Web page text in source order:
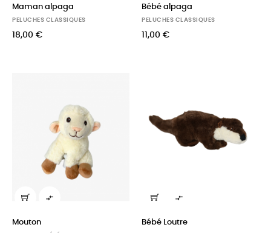
Maman alpaga
PELUCHES CLASSIQUES
18,00 €
Bébé alpaga
PELUCHES CLASSIQUES
11,00 €

Mouton

Bébé Loutre